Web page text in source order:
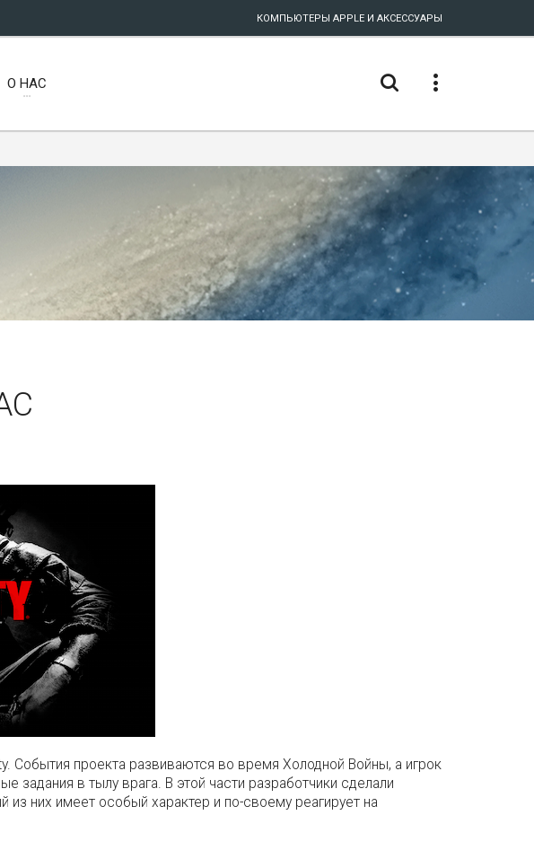
КОМПЬЮТЕРЫ APPLE И АКСЕССУАРЫ
О НАС
События проекта развиваются во время Холодной Войны, а игрок
задания в тылу врага. В этой части разработчики сделали
них имеет особый характер и по-своему реагирует на